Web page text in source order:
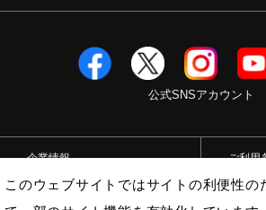
公式SNSアカウント
企業情報 ご利用
このウェブサイトではサイトの利便性の